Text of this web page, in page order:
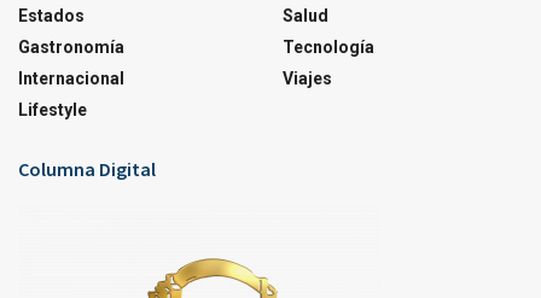
Estados
Gastronomía
Internacional
Lifestyle
Salud
Tecnología
Viajes
Columna Digital